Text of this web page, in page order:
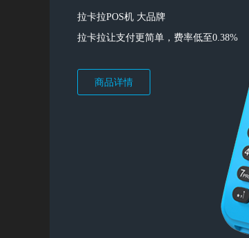
拉卡拉POS机 大品牌
拉卡拉让支付更简单，费率低至0.38%
商品详情